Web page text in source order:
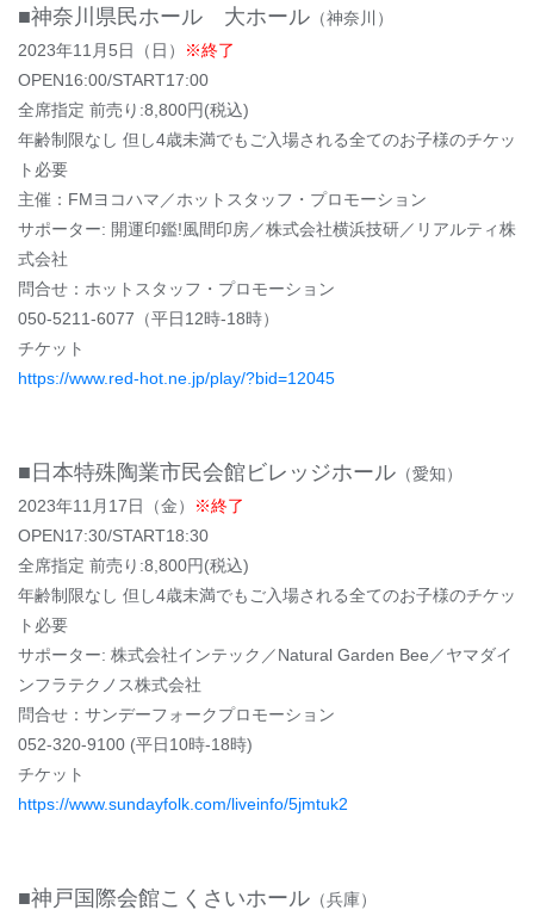
■神奈川県民ホール 大ホール （神奈川）
2023年11月5日（日）
※終了
OPEN16:00/START17:00
全席指定 前売り:8,800円(税込)
年齢制限なし 但し4歳未満でもご入場される全てのお子様のチケッ
ト必要
主催：FMヨコハマ／ホットスタッフ・プロモーション
サポーター: 開運印鑑!風間印房／株式会社横浜技研／リアルティ株
式会社
問合せ：ホットスタッフ・プロモーション
050-5211-6077（平日12時-18時）
チケット
https://www.red-hot.ne.jp/play/?bid=12045
■日本特殊陶業市⺠会館ビレッジホール （愛知）
2023年11月17日（金）
※終了
OPEN17:30/START18:30
全席指定 前売り:8,800円(税込)
年齢制限なし 但し4歳未満でもご入場される全てのお子様のチケッ
ト必要
サポーター: 株式会社インテック／Natural Garden Bee／ヤマダイ
ンフラテクノス株式会社
問合せ：サンデーフォークプロモーション
052-320-9100 (平日10時-18時)
チケット
https://www.sundayfolk.com/liveinfo/5jmtuk2
■神戸国際会館こくさいホール （兵庫）